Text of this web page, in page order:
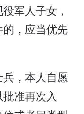
军人子女，
，应当优先
，本人自愿
准再次入